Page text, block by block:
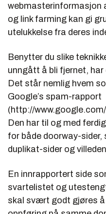
webmasterinformasjon
og link farming kan gi
utelukkelse fra deres
Benytter du slike
unngått å bli fjernet,
Det står nemlig hvem
Google’s spam-rapport
(http://
Den har til og med
for både doorway-
duplikat-sider og
En innrapportert side
svartelistet og
skal svært godt gjøres